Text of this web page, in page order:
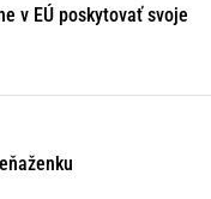
v EÚ poskytovať svoje